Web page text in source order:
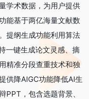
学术数据，为用户提供
能基于两亿海量文献数
提纲生成功能利用算法
一键生成论文灵感、摘
精准分段查重技术和独
供降AIGC功能降低AI生
PPT，包含选题背景、